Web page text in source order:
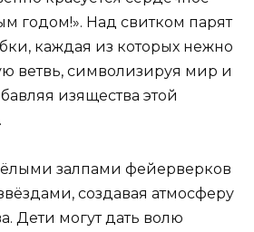
годом!». Над свитком парят
каждая из которых нежно
ветвь, символизируя мир и
изящества этой
залпами фейерверков
создавая атмосферу
Дети могут дать волю